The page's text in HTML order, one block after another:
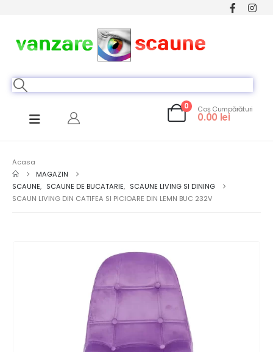
0 Coș Cumpărături
0.00 lei
Acasa
MAGAZIN
SCAUNE, SCAUNE DE BUCATARIE, SCAUNE LIVING SI DINING
SCAUN LIVING DIN CATIFEA SI PICIOARE DIN LEMN BUC 232V